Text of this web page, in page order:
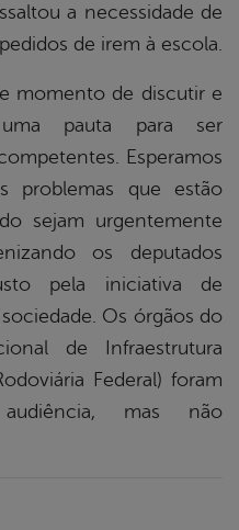
a necessidade de
de irem à escola.
momento de discutir e
pauta para ser
Esperamos
problemas que estão
sejam urgentemente
os deputados
pela iniciativa de
Os órgãos do
de Infraestrutura
Federal) foram
mas não